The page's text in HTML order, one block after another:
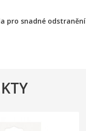
pro snadné odstranění